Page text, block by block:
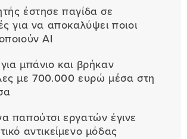
έστησε παγίδα σε
για να αποκαλύψει ποιοι
AI
μπάνιο και βρήκαν
με 700.000 ευρώ μέσα στη
παπούτσι εργατών έγινε
αντικείμενο μόδας